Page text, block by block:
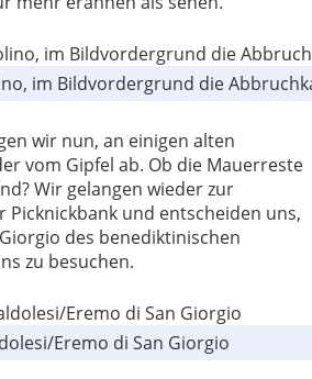
im Bildvordergrund die
wir nun, an einigen alten
vom Gipfel ab. Ob die Mauerreste
Wir gelangen wieder zur
Picknickbank und entscheiden uns,
des benediktinischen
zu besuchen.
Eremo di San Giorgio